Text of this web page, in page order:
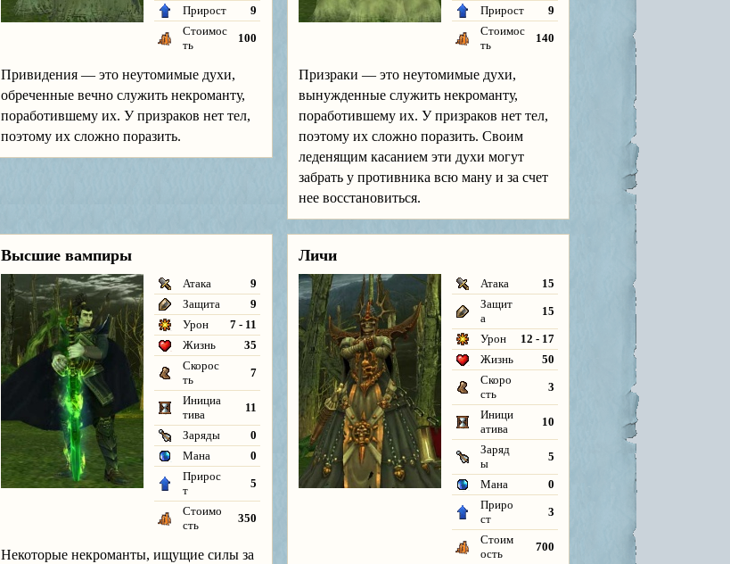
Прирост
9
Стоимос
ть
100
Привидения — это неутомимые духи,
обреченные вечно служить некроманту,
поработившему их. У призраков нет тел,
поэтому их сложно поразить.
Прирост
9
Стоимос
ть
140
Призраки — это неутомимые духи,
вынужденные служить некроманту,
поработившему их. У призраков нет тел,
поэтому их сложно поразить. Своим
леденящим касанием эти духи могут
забрать у противника всю ману и за счет
нее восстановиться.
Высшие вампиры
Атака
9
Защита
9
Урон
7 - 11
Жизнь
35
Скорос
ть
7
Инициа
тива
11
Заряды
0
Мана
0
Прирос
т
5
Стоимо
сть
350
Некоторые некроманты, ищущие силы за
Личи
Атака
15
Защит
а
15
Урон
12 - 17
Жизнь
50
Скоро
сть
3
Иници
атива
10
Заряд
ы
5
Мана
0
Приро
ст
3
Стоим
ость
700